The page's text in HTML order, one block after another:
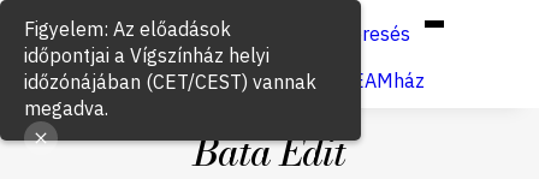
Keresés
Jegyvásárlás
VígSTREAMház
Bata Edit
Figyelem: Az előadások
időpontjai a Vígszínház helyi
időzónájában (CET/CEST) vannak
megadva.